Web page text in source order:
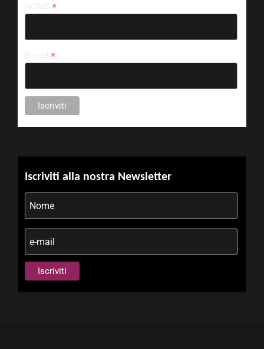
*
*
Iscriviti alla nostra Newsletter